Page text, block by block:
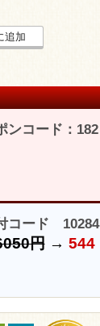
追加
ンコード：182
コード 10284
円→ 544